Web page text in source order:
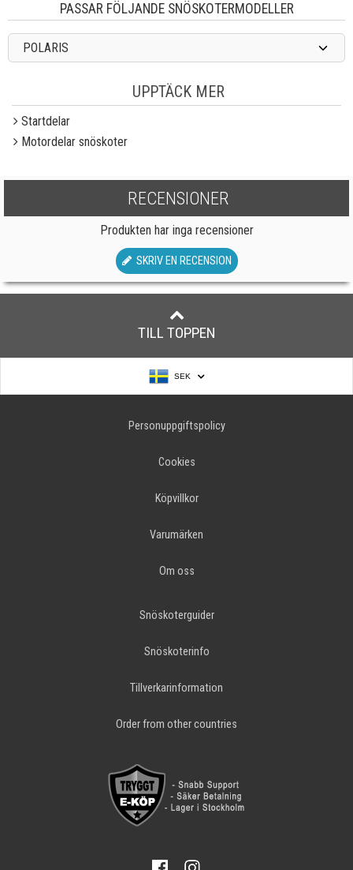
PASSAR FÖLJANDE SNÖSKOTERMODELLER
POLARIS
UPPTÄCK MER
Startdelar
Motordelar snöskoter
RECENSIONER
Produkten har inga recensioner
SKRIV EN RECENSION
TILL TOPPEN
SEK
Personuppgiftspolicy
Cookies
Köpvillkor
Varumärken
Om oss
Snöskoterguider
Snöskoterinfo
Tillverkarinformation
Order from other countries